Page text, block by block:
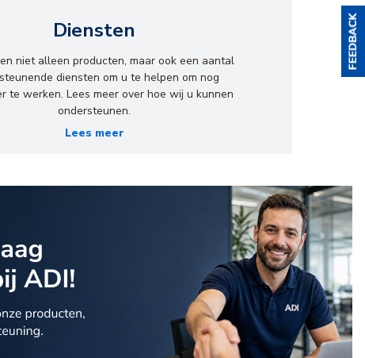
Diensten
niet alleen producten, maar ook een aantal
diensten om u te helpen om nog
te werken. Lees meer over hoe wij u kunnen
ondersteunen.
Lees meer